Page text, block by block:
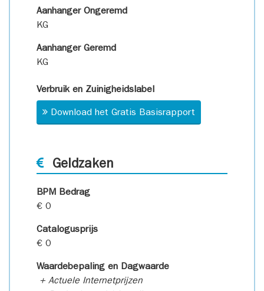
Aanhanger Ongeremd
KG
Aanhanger Geremd
KG
Verbruik en Zuinigheidslabel
Download het Gratis Basisrapport
Geldzaken
BPM Bedrag
€ 0
Catalogusprijs
€ 0
Waardebepaling en Dagwaarde
+ Actuele Internetprijzen